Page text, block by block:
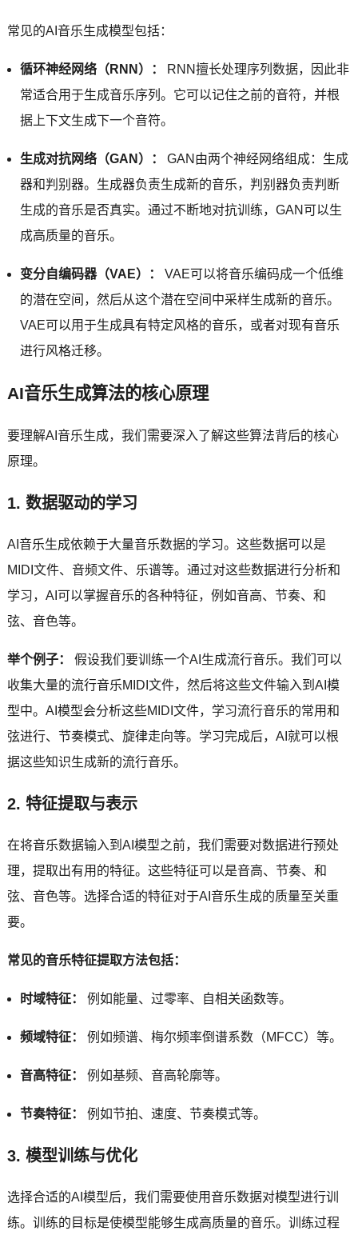
常见的AI音乐生成模型包括：
循环神经网络（RNN）：
RNN擅长处理序列数据，因此非
常适合用于生成音乐序列。它可以记住之前的音符，并根
据上下文生成下一个音符。
生成对抗网络（GAN）：
GAN由两个神经网络组成：生成
器和判别器。生成器负责生成新的音乐，判别器负责判断
生成的音乐是否真实。通过不断地对抗训练，GAN可以生
成高质量的音乐。
变分自编码器（VAE）：
VAE可以将音乐编码成一个低维
的潜在空间，然后从这个潜在空间中采样生成新的音乐。
VAE可以用于生成具有特定风格的音乐，或者对现有音乐
进行风格迁移。
AI音乐生成算法的核心原理
要理解AI音乐生成，我们需要深入了解这些算法背后的核心
原理。
1. 数据驱动的学习
AI音乐生成依赖于大量音乐数据的学习。这些数据可以是
MIDI文件、音频文件、乐谱等。通过对这些数据进行分析和
学习，AI可以掌握音乐的各种特征，例如音高、节奏、和
弦、音色等。
举个例子：
假设我们要训练一个AI生成流行音乐。我们可以
收集大量的流行音乐MIDI文件，然后将这些文件输入到AI模
型中。AI模型会分析这些MIDI文件，学习流行音乐的常用和
弦进行、节奏模式、旋律走向等。学习完成后，AI就可以根
据这些知识生成新的流行音乐。
2. 特征提取与表示
在将音乐数据输入到AI模型之前，我们需要对数据进行预处
理，提取出有用的特征。这些特征可以是音高、节奏、和
弦、音色等。选择合适的特征对于AI音乐生成的质量至关重
要。
常见的音乐特征提取方法包括：
时域特征： 例如能量、过零率、自相关函数等。
频域特征： 例如频谱、梅尔频率倒谱系数（MFCC）等。
音高特征： 例如基频、音高轮廓等。
节奏特征： 例如节拍、速度、节奏模式等。
3. 模型训练与优化
选择合适的AI模型后，我们需要使用音乐数据对模型进行训
练。训练的目标是使模型能够生成高质量的音乐。训练过程